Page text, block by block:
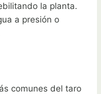
la planta.
a presión o
comunes del taro